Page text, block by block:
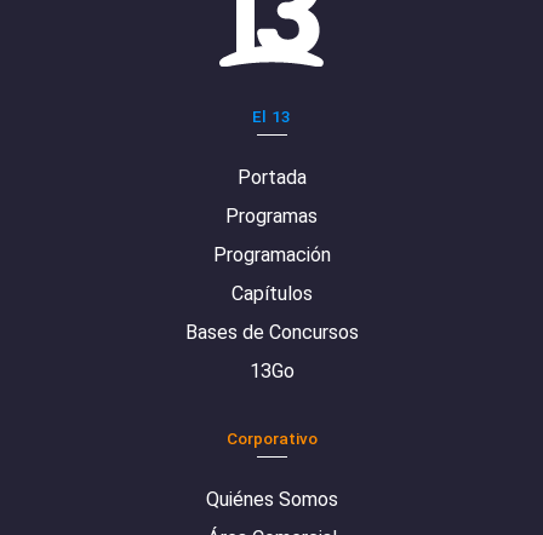
El 13
Portada
Programas
Programación
Capítulos
Bases de Concursos
13Go
Corporativo
Quiénes Somos